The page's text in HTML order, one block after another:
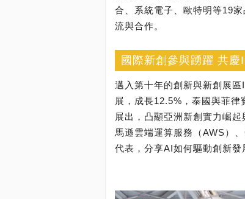
合、系統電子、歐特明等19
流與合作。
國際新創參與踴躍 共
邁入第十年的創新與新創展
展，成長12.5%，泰國與菲
展出，凸顯亞洲新創實力崛
馬遜雲端運算服務（AWS）
代表，分享AI如何驅動創新發